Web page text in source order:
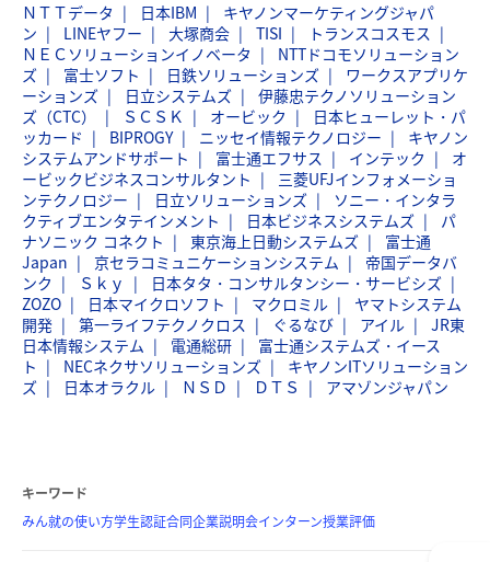
ＮＴＴデータ 日本IBM
キヤノンマーケティングジャパ
ン
LINEヤフー 大塚商会 TISI
トランスコスモス
ＮＥＣソリューションイノベータ
NTTドコモソリューション
ズ
富士ソフト 日鉄ソリューションズ
ワークスアプリケ
ーションズ
日立システムズ
伊藤忠テクノソリューション
ズ（CTC）
ＳＣＳＫ オービック
日本ヒューレット・パ
ッカード
BIPROGY ニッセイ情報テクノロジー
キヤノン
システムアンドサポート
富士通エフサス インテック
オ
ービックビジネスコンサルタント
三菱UFJインフォメーショ
ンテクノロジー
日立ソリューションズ
ソニー・インタラ
クティブエンタテインメント
日本ビジネスシステムズ
パ
ナソニック コネクト
東京海上日動システムズ
富士通
Japan
京セラコミュニケーションシステム
帝国データバ
ンク
Ｓｋｙ
日本タタ・コンサルタンシー・サービシズ
ZOZO
日本マイクロソフト マクロミル
ヤマトシステム
開発
第一ライフテクノクロス ぐるなび アイル
JR東
日本情報システム
電通総研
富士通システムズ・イース
ト
NECネクサソリューションズ
キヤノンITソリューション
ズ
日本オラクル ＮＳＤ ＤＴＳ アマゾンジャパン
キーワード
みん就の使い方学生認証合同企業説明会インターン授業評価